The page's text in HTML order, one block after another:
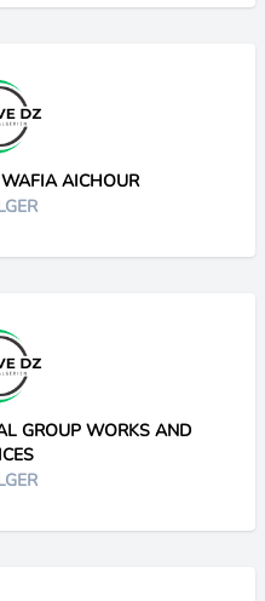
AICHOUR
GROUP WORKS AND